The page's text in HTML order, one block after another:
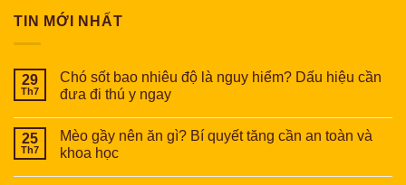
TIN MỚI NHẤT
29
Th7
Chó sốt bao nhiêu độ là nguy hiểm? Dấu hiệu cần
đưa đi thú y ngay
25
Th7
Mèo gầy nên ăn gì? Bí quyết tăng cần an toàn và
khoa học